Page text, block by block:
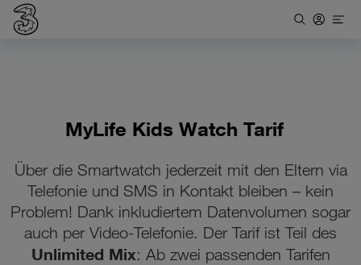
MyLife Kids Watch Tarif
Über die Smartwatch jederzeit mit den Eltern via
Telefonie und SMS in Kontakt bleiben – kein
Problem! Dank inkludiertem Datenvolumen sogar
auch per Video-Telefonie. Der Tarif ist Teil des
Unlimited Mix: Ab zwei passenden Tarifen